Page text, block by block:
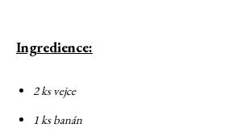
Ingredience:
2 ks vejce
1 ks banán